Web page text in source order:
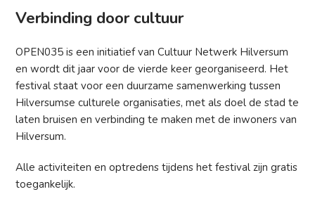
Verbinding door cultuur
OPEN035 is een initiatief van Cultuur Netwerk Hilversum
en wordt dit jaar voor de vierde keer georganiseerd. Het
festival staat voor een duurzame samenwerking tussen
Hilversumse culturele organisaties, met als doel de stad te
laten bruisen en verbinding te maken met de inwoners van
Hilversum.
Alle activiteiten en optredens tijdens het festival zijn gratis
toegankelijk.